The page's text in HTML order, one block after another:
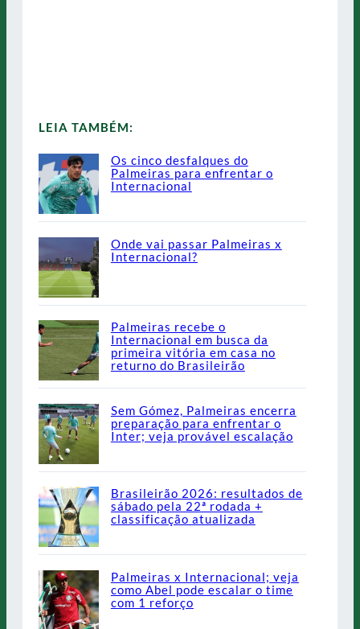
LEIA TAMBÉM:
Os cinco desfalques do
Palmeiras para enfrentar o
Internacional
Onde vai passar Palmeiras x
Internacional?
Palmeiras recebe o
Internacional em busca da
primeira vitória em casa no
returno do Brasileirão
Sem Gómez, Palmeiras encerra
preparação para enfrentar o
Inter; veja provável escalação
Brasileirão 2026: resultados de
sábado pela 22ª rodada +
classificação atualizada
Palmeiras x Internacional; veja
como Abel pode escalar o time
com 1 reforço